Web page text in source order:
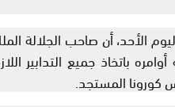
الأحد، أن صاحب
أوامره باتخاذ جميع
كورونا المستجد.